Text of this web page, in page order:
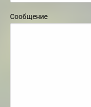
Сообщение